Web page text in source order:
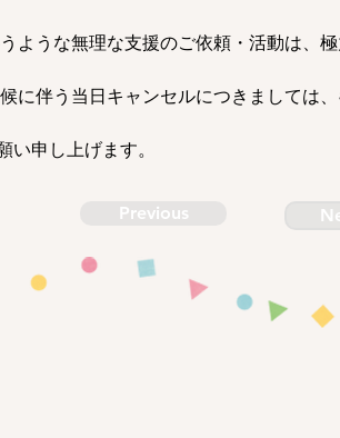
ような無理な支援のご依頼・活動は、
に伴う当日キャンセルにつきましては、
い申し上げます。
Previous